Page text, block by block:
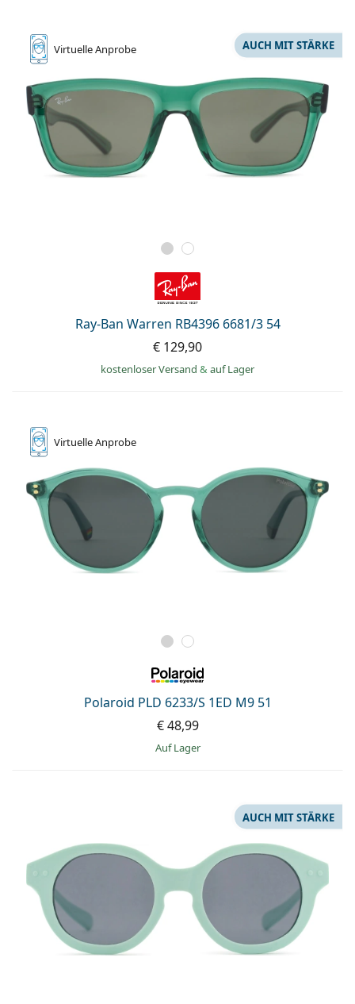
VirtuelleAnprobe
Ray-Ban Warren RB4396 6681/3 54
AUCH MIT STÄRKE
€ 129,90
kostenloser Versand & auf Lager
VirtuelleAnprobe
Polaroid PLD 6233/S 1ED M9 51
€ 48,99
auf Lager
AUCH MIT STÄRKE